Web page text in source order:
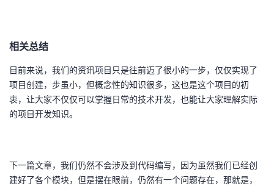
相关总结
目前来说，我们的资讯项目只是往前迈了很小的一步，仅仅实现了
项目创建，步虽小，但概念性的知识很多，这也是这个项目的初
衷，让大家不仅仅可以掌握日常的技术开发，也能让大家理解实际
的项目开发知识。
下一篇文章，我们仍然不会涉及到代码编写，因为虽然我们已经创
建好了各个模块，但是摆在眼前，仍然有一个问题存在，那就是，